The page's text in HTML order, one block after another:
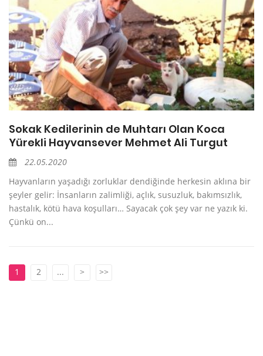
Sokak Kedilerinin de Muhtarı Olan Koca
Yürekli Hayvansever Mehmet Ali Turgut
22.05.2020
Hayvanların yaşadığı zorluklar dendiğinde herkesin aklına bir
şeyler gelir: İnsanların zalimliği, açlık, susuzluk, bakımsızlık,
hastalık, kötü hava koşulları… Sayacak çok şey var ne yazık ki.
Çünkü on...
1 2 ... > >>